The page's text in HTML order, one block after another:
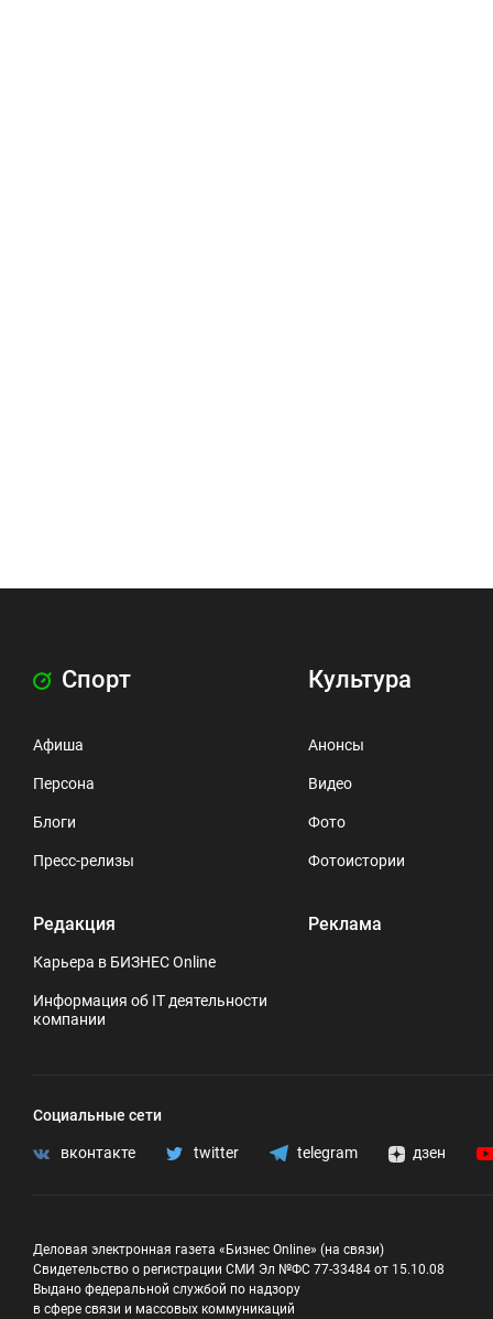
Спорт
Афиша
Персона
Блоги
Пресс-релизы
Редакция
Карьера в БИЗНЕС Online
Информация об IT деятельности
компании
Культура
Анонсы
Видео
Фото
Фотоистории
Реклама
Социальные сети
вконтакте twitter telegram дзен
Деловая электронная газета «Бизнес Online» (на связи)
Свидетельство о регистрации СМИ Эл №ФС 77-33484 от 15.10.08
Выдано федеральной службой по надзору
в сфере связи и массовых коммуникаций